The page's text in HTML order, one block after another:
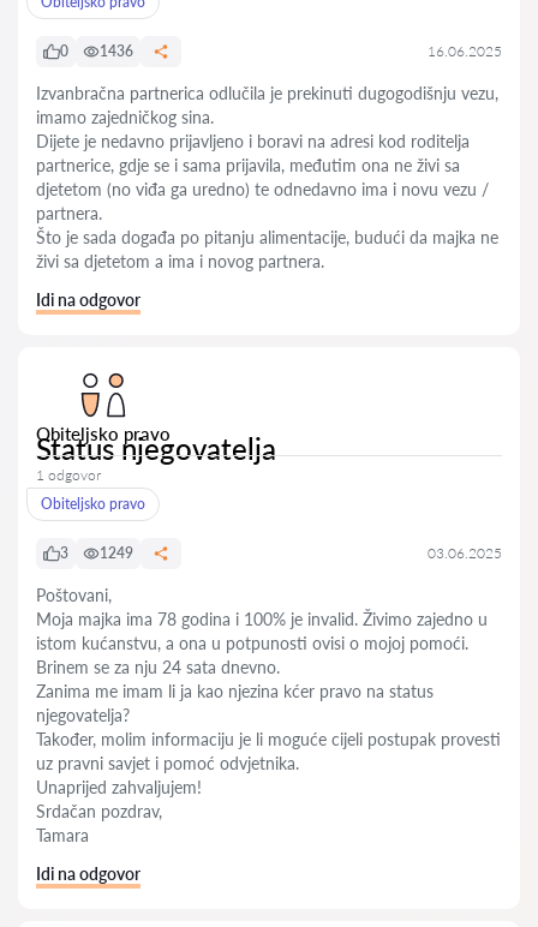
0 1436 16.06.2025
Izvanbračna partnerica odlučila je prekinuti dugogodišnju vezu,
imamo zajedničkog sina.
Dijete je nedavno prijavljeno i boravi na adresi kod roditelja
partnerice, gdje se i sama prijavila, međutim ona ne živi sa
djetetom (no viđa ga uredno) te odnedavno ima i novu vezu /
partnera.
Što je sada događa po pitanju alimentacije, budući da majka ne
živi sa djetetom a ima i novog partnera.
Idi na odgovor
Obiteljsko pravo
Status njegovatelja
1 odgovor
Obiteljsko pravo
3 1249 03.06.2025
Poštovani,
Moja majka ima 78 godina i 100% je invalid. Živimo zajedno u
istom kućanstvu, a ona u potpunosti ovisi o mojoj pomoći.
Brinem se za nju 24 sata dnevno.
Zanima me imam li ja kao njezina kćer pravo na status
njegovatelja?
Također, molim informaciju je li moguće cijeli postupak provesti
uz pravni savjet i pomoć odvjetnika.
Unaprijed zahvaljujem!
Srdačan pozdrav,
Tamara
Idi na odgovor